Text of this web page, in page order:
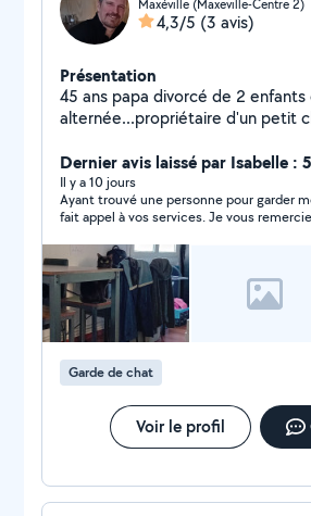
Maxéville (Maxeville-Centre 2)
4,3/5 (3 avis)
Présentation
45 ans papa divorcé de 2 enfants
alternée...propriétaire d'un petit
Dernier avis laissé par Isabelle :
Il y a 10 jours
Ayant trouvé une personne pour garder
fait appel à vos services. Je vous
Garde de chat
Voir le profil